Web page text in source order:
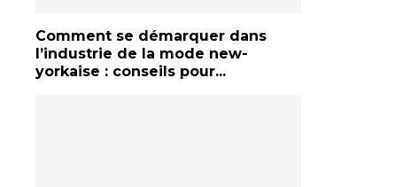
Comment se démarquer dans
l’industrie de la mode new-
yorkaise : conseils pour...